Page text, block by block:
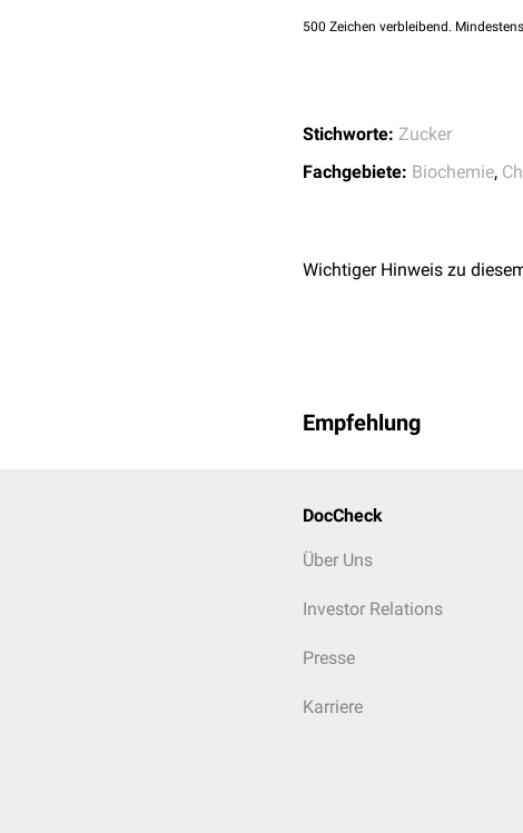
500 Zeichen verbleibend.
Stichworte: Zucker
Fachgebiete: Biochemie,
Wichtiger Hinweis zu
Empfehlung
DocCheck
Über Uns
Investor Relations
Presse
Karriere